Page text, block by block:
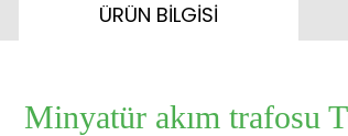
ÜRÜN BİLGİSİ
Minyatür akım trafosu